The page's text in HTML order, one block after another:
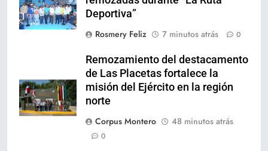
Deportiva”
Rosmery Feliz
7 minutos atrás 0
Remozamiento del destacamento
de Las Placetas fortalece la
misión del Ejército en la región
norte
Corpus Montero
48 minutos atrás
0